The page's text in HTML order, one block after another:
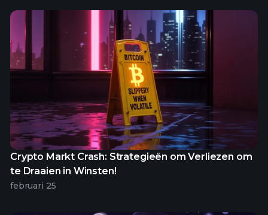
Crypto Markt Crash: Strategieën om Verliezen om
te Draaien in Winsten!
februari 25